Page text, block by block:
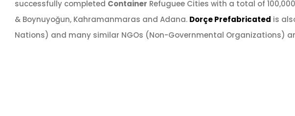
successfully completed Container Refuguee Cities with a total of
& Boynuyoğun, Kahramanmaras and Adana. Dorçe Prefabricated is
Nations) and many similar NGOs (Non-Governmental Organizations)